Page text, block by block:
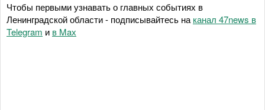
Чтобы первыми узнавать о главных событиях в
Ленинградской области - подписывайтесь на канал 47news в
Telegram и в Maх